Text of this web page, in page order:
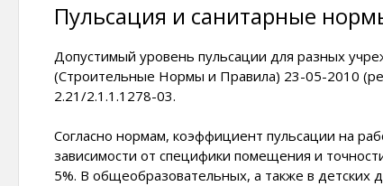
Пульсация и санитарные
Допустимый уровень пульсации для разных
(Строительные Нормы и Правила) 23-05-2010
2.21/2.1.1.1278-03.
Согласно нормам, коэффициент пульсации на
зависимости от специфики помещения и
5%. В общеобразовательных, а также в